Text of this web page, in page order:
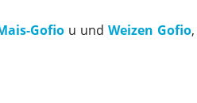
Gofio u und Weizen Gofio